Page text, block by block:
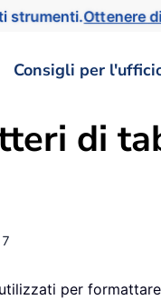
strumenti.Ottenere
Consigli per
di
per